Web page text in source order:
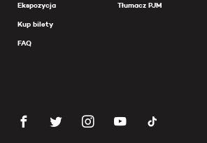
Ekspozycja
Kup bilety
FAQ
Tłumacz PJM